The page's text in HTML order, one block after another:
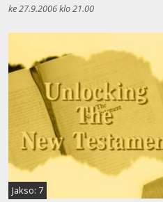
ke 27.9.2006 klo 21.00
Jakso: 7